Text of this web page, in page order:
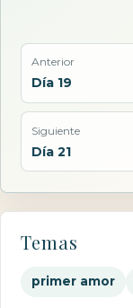
Anterior
Día 19
Siguiente
Día 21
Temas
primer amor